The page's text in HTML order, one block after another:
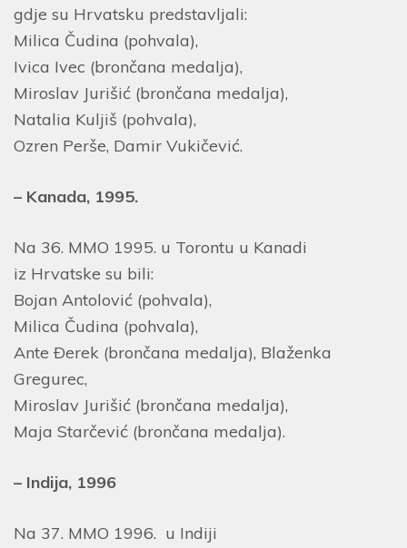
gdje su Hrvatsku predstavljali:
Milica Čudina (pohvala),
Ivica Ivec (brončana medalja),
Miroslav Jurišić (brončana medalja),
Natalia Kuljiš (pohvala),
Ozren Perše, Damir Vukičević.
– Kanada, 1995.
Na 36. MMO 1995. u Torontu u Kanadi
iz Hrvatske su bili:
Bojan Antolović (pohvala),
Milica Čudina (pohvala),
Ante Ðerek (brončana medalja), Blaženka
Gregurec,
Miroslav Jurišić (brončana medalja),
Maja Starčević (brončana medalja).
– Indija, 1996
Na 37. MMO 1996. u Indiji